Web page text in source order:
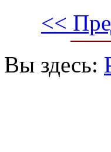
<<
Вы здесь: